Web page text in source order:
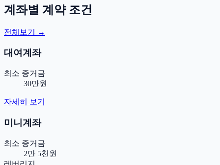
계좌별 계약 조건
전체보기 →
대여계좌
최소 증거금
30만원
자세히 보기
미니계좌
최소 증거금
2만 5천원